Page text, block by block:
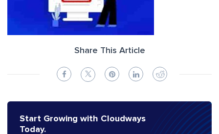
Share This Article
Start Growing with Cloudways
Today.